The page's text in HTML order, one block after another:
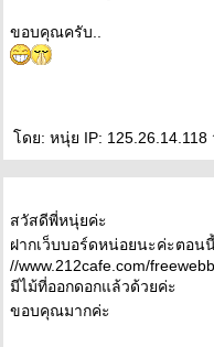
ขอบคุณครับ..
ดย: หนุ่ย IP: 125.26.14.118
สวัสดีพี่หนุ่ยค่ะ
ฝากเว็บบอร์ดหน่อยนะค่ะตอน
//www.212cafe.com/
มีไม้ที่ออกดอกแล้วด้วยค่ะ
ขอบคุณมากค่ะ